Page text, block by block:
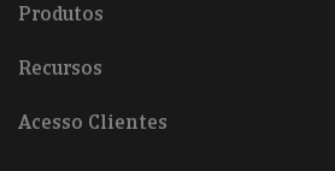
Produtos
Recursos
Acesso Clientes